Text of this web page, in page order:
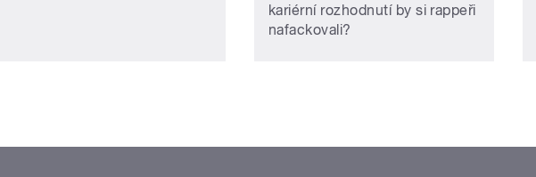
kariérní rozhodnutí by si rappeři
nafackovali?